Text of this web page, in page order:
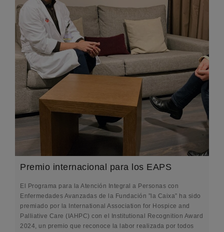
Premio internacional para los EAPS
El Programa para la Atención Integral a Personas con
Enfermedades Avanzadas de la Fundación ”la Caixa” ha sido
premiado por la International Association for Hospice and
Palliative Care (IAHPC) con el Institutional Recognition Award
2024, un premio que reconoce la labor realizada por todos